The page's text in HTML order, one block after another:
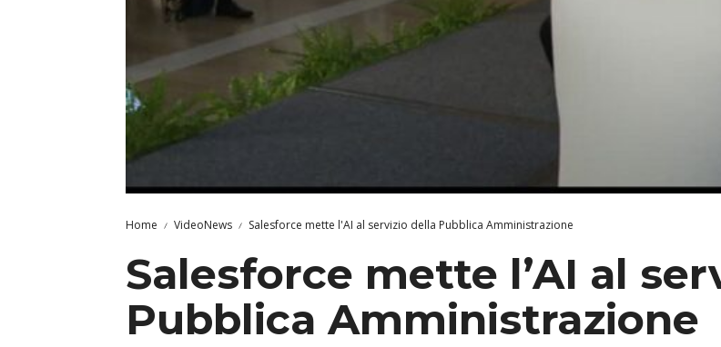
Home VideoNews Salesforce mette l'AI al servizio della Pubblica Amministrazione
Salesforce mette l’AI al
Pubblica Amministrazione